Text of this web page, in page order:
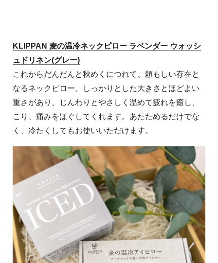
KLIPPAN 麦の温冷ネックピロー ラベンダー ウォッシ
ュドリネン(グレー)
これからだんだんと秋めくにつれて、頼もしい存在と
なるネックピロー。しっかりとした大きさとほどよい
重さがあり、じんわりとやさしく温めて疲れを癒し、
こり、痛みをほぐしてくれます。あたためるだけでな
く、冷たくしてもお使いいただけます。